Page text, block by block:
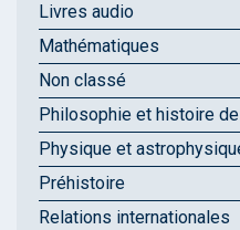
Livres audio
Mathématiques
Non classé
Philosophie et histoire
Physique et
Préhistoire
Relations internationales